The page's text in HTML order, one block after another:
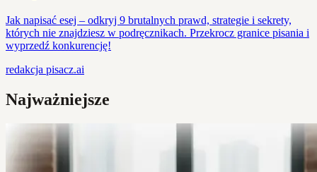
Jak napisać esej – odkryj 9 brutalnych prawd, strategie i sekrety,
których nie znajdziesz w podręcznikach. Przekrocz granice pisania i
wyprzedź konkurencję!
redakcja pisacz.ai
Najważniejsze